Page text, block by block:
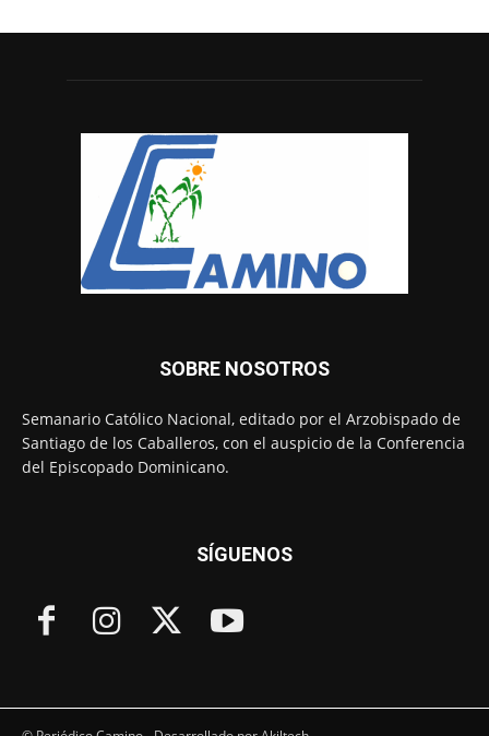
SOBRE NOSOTROS
Semanario Católico Nacional, editado por el Arzobispado de
Santiago de los Caballeros, con el auspicio de la Conferencia
del Episcopado Dominicano.
SÍGUENOS